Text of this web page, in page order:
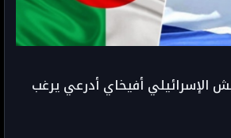
الإسرائيلي أفيخاي أدرعي يرغب